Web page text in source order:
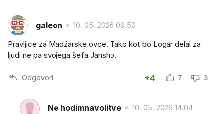
galeon 10. 05. 2026 09.50
Pravljice za Madžarske ovce. Tako kot bo Logar delal za
ljudi ne pa svojega šefa Jansho.
Odgovori +4 7 3
Ne hodimnavolitve 10. 05. 2026 14.04